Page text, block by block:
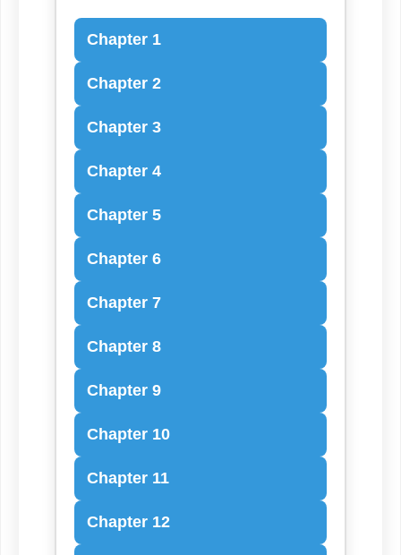
Chapter 1
Chapter 2
Chapter 3
Chapter 4
Chapter 5
Chapter 6
Chapter 7
Chapter 8
Chapter 9
Chapter 10
Chapter 11
Chapter 12